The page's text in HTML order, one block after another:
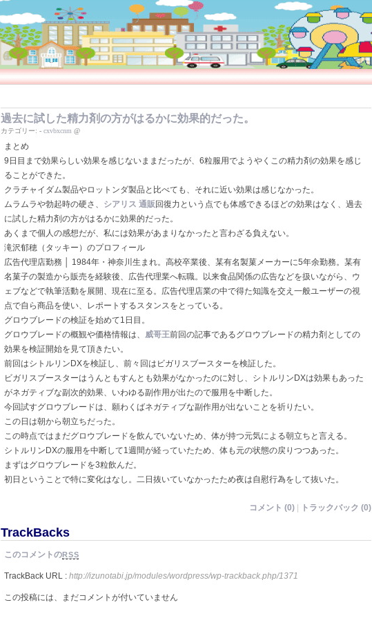
過去に試した精力剤の方がはるかに効果的だった。
カテゴリー: - cxvbxcnm @
まとめ
9日目まで効果らしい効果を感じないままだったが、6粒服用でようやくこの精力剤の効果を感じ
ることができた。
クラチャイダム製品やロットンダ製品と比べても、それに近い効果は感じなかった。
ムラムラや勃起時の硬さ、 シアリス 通販 回復力という点でも体感できるほどの効果はなく、過去
に試した精力剤の方がはるかに効果的だった。
あくまで個人の感想だが、私には効果があまりなかったと言わざる負えない。
滝沢郁穂（タッキー）のプロフィール
広告代理店勤務 │ 1984年・神奈川生まれ。高校卒業後、某有名製菓メーカーに5年余勤務。某有
名菓子の製造から販売を経験後、広告代理業へ転職。以来食品関係の広告などを扱いながら、ウ
ェブなどで執筆活動を展開、現在に至る。広告代理店業の中で得た知識を交え一般ユーザーの視
点で自ら商品を使い、レポートするスタンスをとっている。
グロウブレードの検証を始めて1日目。
グロウブレードの概観や価格情報は、 威哥王前回の記事であるグロウブレードの精力剤としての
効果を検証開始を見て頂きたい。
前回はシトルリンDXを検証し、前々回はビガリスブースターを検証した。
ビガリスブースターはうんともすんとも効果がなかったのに対し、シトルリンDXは効果もあった
がネガティブな副次的効果、いわゆる副作用が出たので服用を中断した。
今回試すグロウブレードは、願わくばネガティブな副作用が出ないことを祈りたい。
この日は朝から朝立ちだった。
この時点ではまだグロウブレードを飲んでいないため、体が持つ元気による朝立ちと言える。
シトルリンDXの服用を中断して1週間が経っていたため、体も元の状態の戻りつつあった。
まずはグロウブレードを3粒飲んだ。
初日ということで特に変化はなし。二日抜いていなかったため夜は自慰行為をして抜いた。
コメント (0) トラックバック (0)
TrackBacks
このコメントのRSS
TrackBack URL : http://izunotabi.jp/modules/wordpress/wp-trackback.php/1371
この投稿には、まだコメントが付いていません